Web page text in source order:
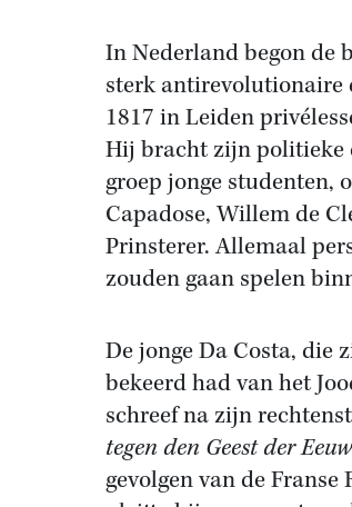
In Nederland begon de
sterk antirevolutionaire
1817 in Leiden
Hij bracht zijn politieke
groep jonge studenten,
Capadose, Willem de
Prinsterer. Allemaal
zouden gaan spelen
De jonge Da Costa,
bekeerd had van het
schreef na zijn
tegen den Geest der Eeuw
gevolgen van de